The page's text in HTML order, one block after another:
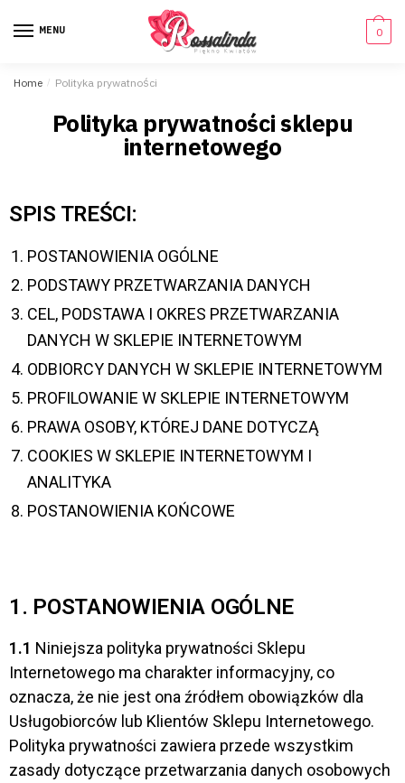
MENU 0
Home / Polityka prywatności
Polityka prywatności sklepu
internetowego
SPIS TREŚCI:
POSTANOWIENIA OGÓLNE
PODSTAWY PRZETWARZANIA DANYCH
CEL, PODSTAWA I OKRES PRZETWARZANIA
DANYCH W SKLEPIE INTERNETOWYM
ODBIORCY DANYCH W SKLEPIE INTERNETOWYM
PROFILOWANIE W SKLEPIE INTERNETOWYM
PRAWA OSOBY, KTÓREJ DANE DOTYCZĄ
COOKIES W SKLEPIE INTERNETOWYM I
ANALITYKA
POSTANOWIENIA KOŃCOWE
1. POSTANOWIENIA OGÓLNE
1.1 Niniejsza polityka prywatności Sklepu
Internetowego ma charakter informacyjny, co
oznacza, że nie jest ona źródłem obowiązków dla
Usługobiorców lub Klientów Sklepu Internetowego.
Polityka prywatności zawiera przede wszystkim
zasady dotyczące przetwarzania danych osobowych